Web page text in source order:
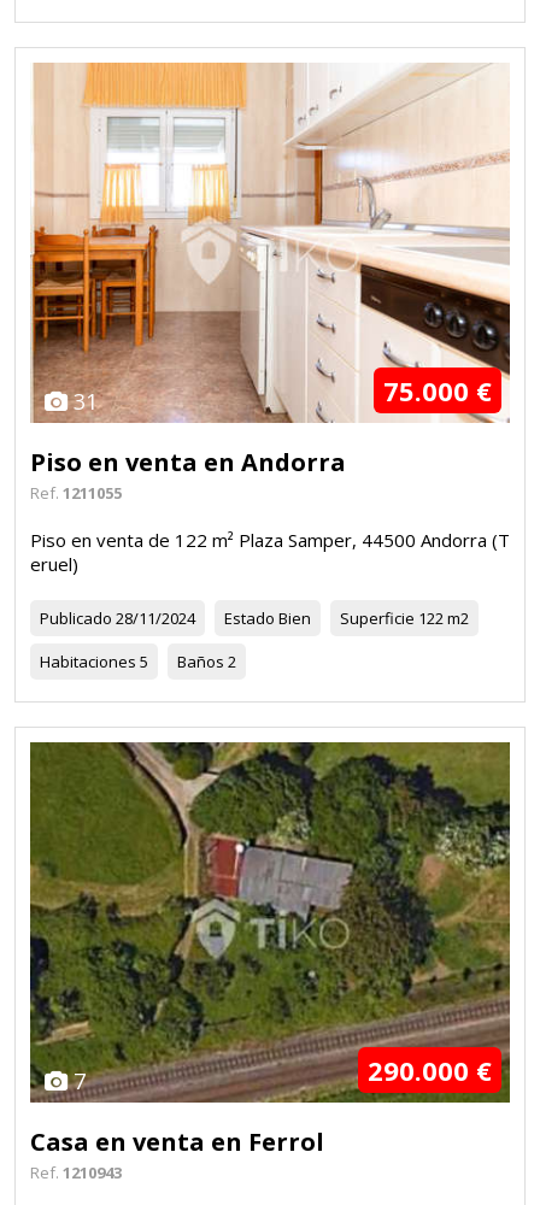
31 75.000 €
Piso en venta en Andorra
Ref. 1211055
Piso en venta de 122 m² Plaza Samper, 44500 Andorra (T
eruel)
Publicado 28/11/2024 Estado Bien Superficie 122 m2
Habitaciones 5 Baños 2
7 290.000 €
Casa en venta en Ferrol
Ref. 1210943